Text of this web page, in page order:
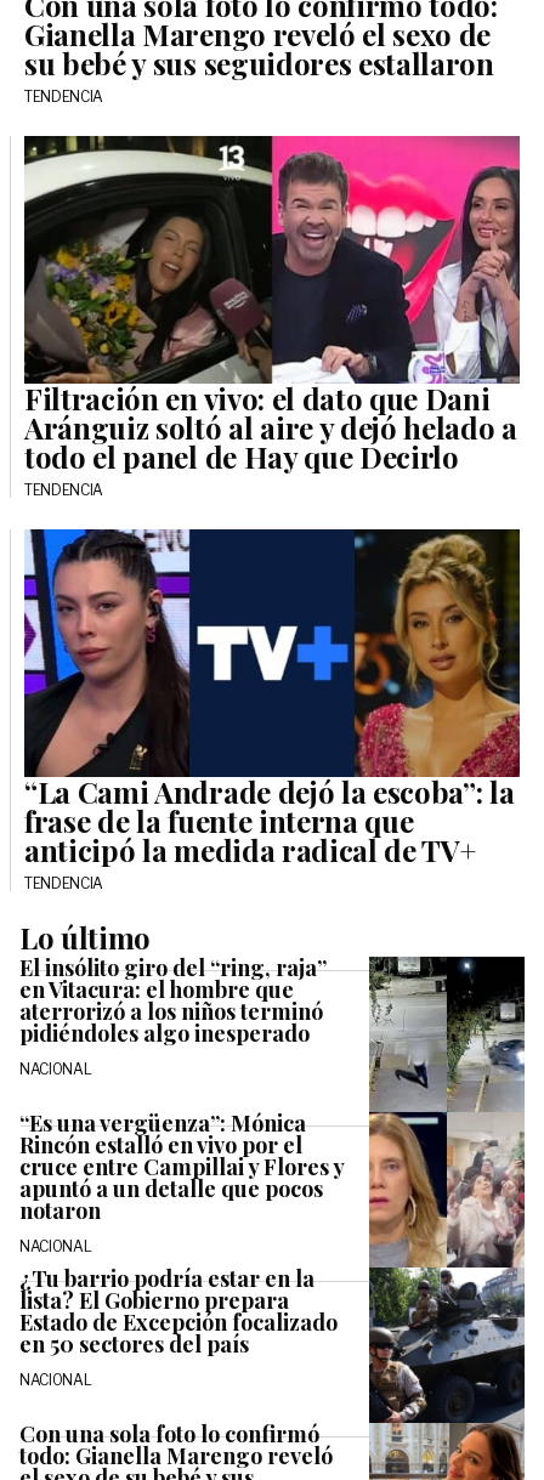
Gianella Marengo reveló el sexo de
su bebé y sus seguidores estallaron
TENDENCIA
Filtración en vivo: el dato que Dani
Aránguiz soltó al aire y dejó helado a
todo el panel de Hay que Decirlo
TENDENCIA
“La Cami Andrade dejó la escoba”: la
frase de la fuente interna que
anticipó la medida radical de TV+
TENDENCIA
Lo último
El insólito giro del “ring, raja”
en Vitacura: el hombre que
aterrorizó a los niños terminó
pidiéndoles algo inesperado
NACIONAL
“Es una vergüenza”: Mónica
Rincón estalló en vivo por el
cruce entre Campillai y Flores y
apuntó a un detalle que pocos
notaron
NACIONAL
¿Tu barrio podría estar en la
lista? El Gobierno prepara
Estado de Excepción focalizado
en 50 sectores del país
NACIONAL
Con una sola foto lo confirmó
todo: Gianella Marengo reveló